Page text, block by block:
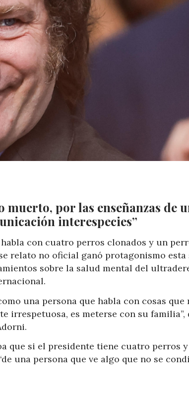
por las enseñanzas de
interespecies”
con cuatro perros clonados y un
relato no oficial ganó protagonismo esta
sobre la salud mental del
una persona que habla con cosas que
irrespetuosa, es meterse con su familia”,
que si el presidente tiene cuatro perros
una persona que ve algo que no se